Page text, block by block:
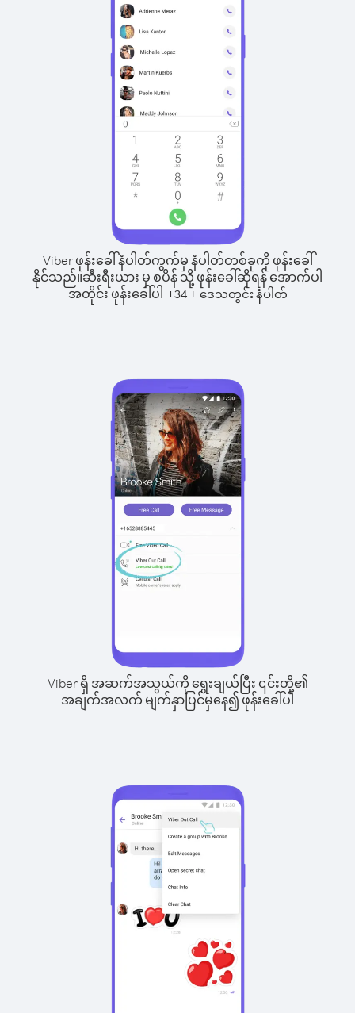
Viber ဖုန်းခေါ်နံပါတ်ကွက်မှ နံပါတ်တစ်ခုကို ဖုန်းခေါ်
နိုင်သည်။ဆီးရီးယား မှ စပိန် သို့ ဖုန်းခေါ်ဆိုရန် အောက်ပါ
အတိုင်း ဖုန်းခေါ်ပါ-+34+ ဒေသတွင်း နံပါတ်
Viber ရှိ အဆက်အသွယ်ကို ရွေးချယ်ပြီး ၎င်းတို့၏
အချက်အလက် မျက်နှာပြင်မှနေ၍ ဖုန်းခေါ်ပါ